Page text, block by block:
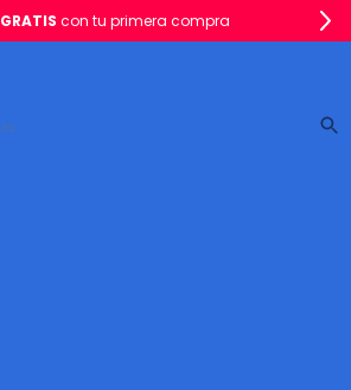
GRATIS con tu primera compra